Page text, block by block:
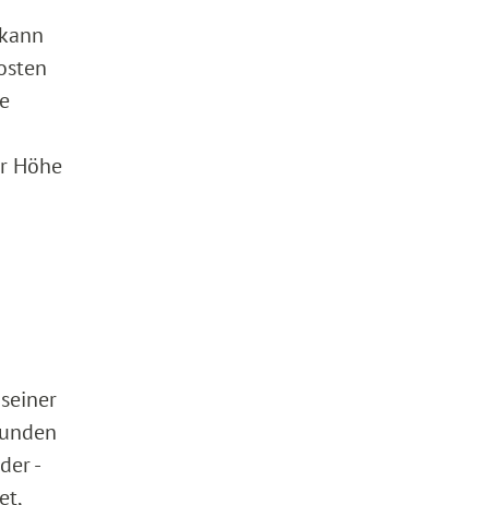
Höhe
-